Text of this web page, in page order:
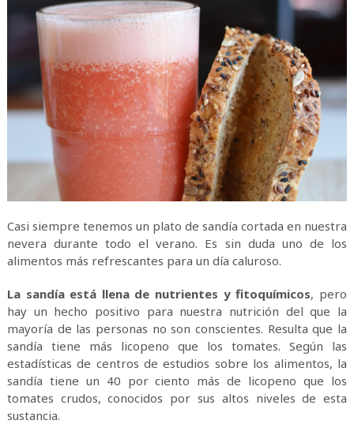
Casi siempre tenemos un plato de sandía cortada en nuestra
nevera durante todo el verano. Es sin duda uno de los
alimentos más refrescantes para un día caluroso.
La sandía está llena de nutrientes y fitoquímicos, pero
hay un hecho positivo para nuestra nutrición del que la
mayoría de las personas no son conscientes. Resulta que la
sandía tiene más licopeno que los tomates. Según las
estadísticas de centros de estudios sobre los alimentos, la
sandía tiene un 40 por ciento más de licopeno que los
tomates crudos, conocidos por sus altos niveles de esta
sustancia.